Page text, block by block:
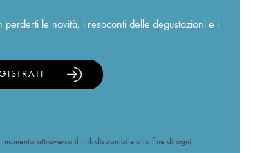
le novità, i resoconti delle degustazioni e i
attraverso il link disponibile alla fine di ogni